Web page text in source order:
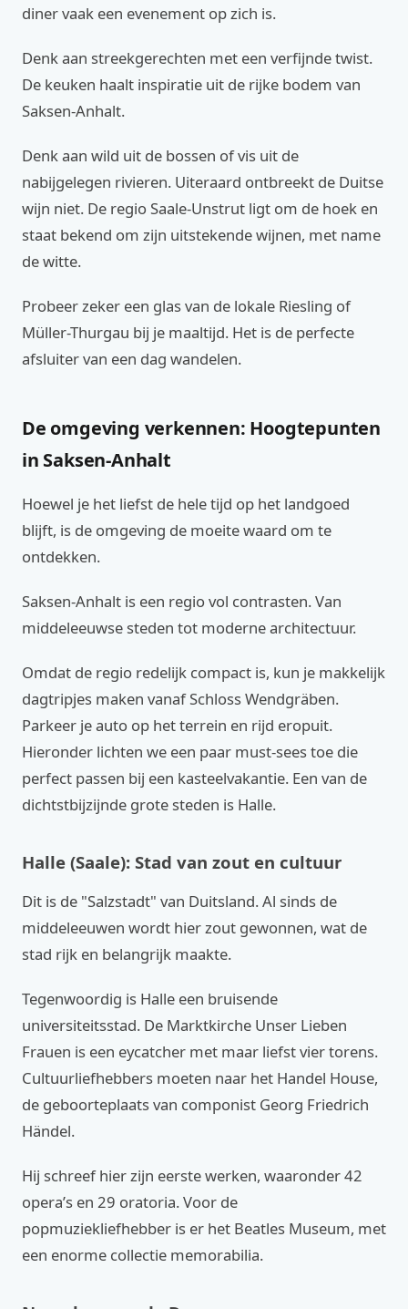
diner vaak een evenement op zich is.
Denk aan streekgerechten met een verfijnde twist.
De keuken haalt inspiratie uit de rijke bodem van
Saksen-Anhalt.
Denk aan wild uit de bossen of vis uit de
nabijgelegen rivieren. Uiteraard ontbreekt de Duitse
wijn niet. De regio Saale-Unstrut ligt om de hoek en
staat bekend om zijn uitstekende wijnen, met name
de witte.
Probeer zeker een glas van de lokale Riesling of
Müller-Thurgau bij je maaltijd. Het is de perfecte
afsluiter van een dag wandelen.
De omgeving verkennen: Hoogtepunten
in Saksen-Anhalt
Hoewel je het liefst de hele tijd op het landgoed
blijft, is de omgeving de moeite waard om te
ontdekken.
Saksen-Anhalt is een regio vol contrasten. Van
middeleeuwse steden tot moderne architectuur.
Omdat de regio redelijk compact is, kun je makkelijk
dagtripjes maken vanaf Schloss Wendgräben.
Parkeer je auto op het terrein en rijd eropuit.
Hieronder lichten we een paar must-sees toe die
perfect passen bij een kasteelvakantie. Een van de
dichtstbijzijnde grote steden is Halle.
Halle (Saale): Stad van zout en cultuur
Dit is de "Salzstadt" van Duitsland. Al sinds de
middeleeuwen wordt hier zout gewonnen, wat de
stad rijk en belangrijk maakte.
Tegenwoordig is Halle een bruisende
universiteitsstad. De Marktkirche Unser Lieben
Frauen is een eycatcher met maar liefst vier torens.
Cultuurliefhebbers moeten naar het Handel House,
de geboorteplaats van componist Georg Friedrich
Händel.
Hij schreef hier zijn eerste werken, waaronder 42
opera’s en 29 oratoria. Voor de
popmuziekliefhebber is er het Beatles Museum, met
een enorme collectie memorabilia.